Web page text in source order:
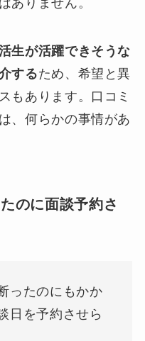
生が活躍できそうな
するため、希望と異
もあります。口コミ
、何らかの事情があ
のに面談予約さ
ったのにもかか
日を予約させら